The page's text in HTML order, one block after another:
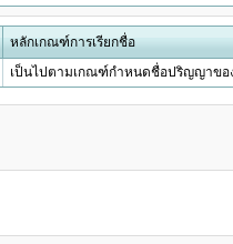
หลักเกณฑ์การเรียกชื่อ
เป็นไปตามเกณฑ์กำหนดชื่อปริญญาขอ